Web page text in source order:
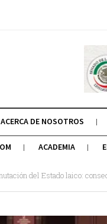
ACERCA DE NOSOTROS
ACADEMIA
del Estado laico: